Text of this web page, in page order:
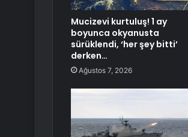
Mucizevi kurtuluş! 1 ay
boyunca okyanusta
sürüklendi, ‘her şey bitti’
derken…
Ağustos 7, 2026